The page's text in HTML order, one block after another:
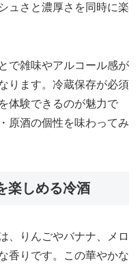
ュさと濃厚さを同時に楽
で雑味やアルコール感が
ります。冷蔵保存が必須
体験できるのが魅力で
原酒の個性を味わってみ
楽しめる冷酒
、りんごやバナナ、メロ
香りです。この華やかな